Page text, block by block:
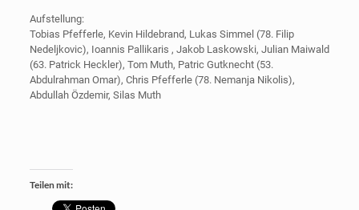
Aufstellung:
Tobias Pfefferle, Kevin Hildebrand, Lukas Simmel (78. Filip
Nedeljkovic), Ioannis Pallikaris , Jakob Laskowski, Julian Maiwald
(63. Patrick Heckler), Tom Muth, Patric Gutknecht (53.
Abdulrahman Omar), Chris Pfefferle (78. Nemanja Nikolis),
Abdullah Özdemir, Silas Muth
Teilen mit: